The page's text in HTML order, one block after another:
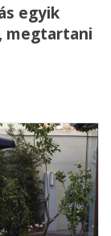
egyik
megtartani